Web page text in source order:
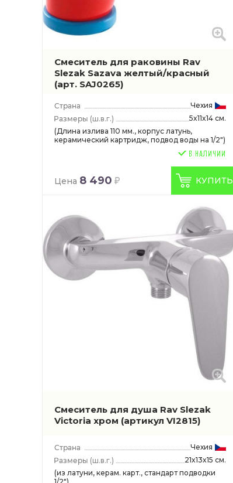
Смеситель для раковины Rav
Slezak Sazava желтый/красный
(арт. SAJ0265)
Чехия
(ш.в.г.)
5x11x14 см.
(Длина излива 110 мм., корпус латунь,
керамический картридж, подвод воды на 1/2")
Цена 8 490 КУПИТЬ
Смеситель для душа Rav Slezak
Victoria хром (артикул VI2815)
Чехия
(ш.в.г.)
21x13x15 см.
(из латуни, керам. карт., стандарт подводки